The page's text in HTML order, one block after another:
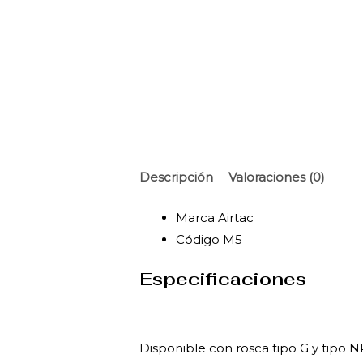
Descripción Valoraciones (0)
Marca Airtac
Código M5
Especificaciones
Disponible con rosca tipo G y tipo